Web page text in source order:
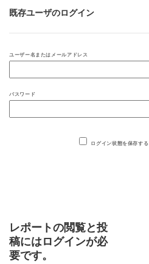
既存ユーザのログイン
ユーザー名またはメールアドレス
パスワード
ログイン状態を保存する
レポートの閲覧と投
稿にはログインが必
要です。